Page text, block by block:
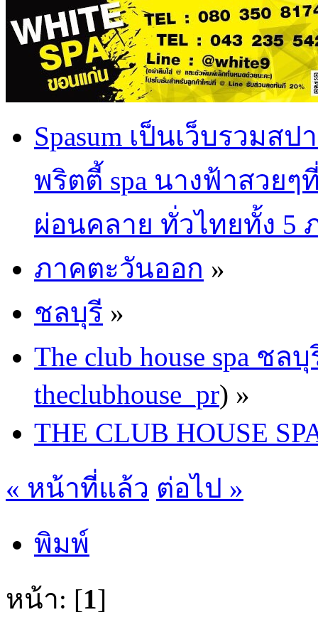
Spasum เป็นเว็บรวม
พริตตี้ spa นางฟ้าสวย
ผ่อนคลาย ทั่วไทยทั้ง 5
ภาคตะวันออก »
ชลบุรี »
The club house spa ช
theclubhouse_pr) »
THE CLUB HOUSE
« หน้าที่แล้ว ต่อไป »
พิมพ์
หน้า: [1]